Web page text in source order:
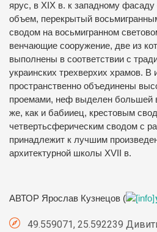
ярус, в XIX в. к западному
объем, перекрытый
сводом на восьмигранном
венчающие сооружение, две из
выполнены в соответствии с
украинских трехверхих храмов. В
пространственно объединены
проемами, неф выделен большей
же, как и бабииец, крестовым
четвертьсферическим сводом с
принадлежит к лучшим
архитектурной школы XVII в.
АВТОР Ярослав Кузнецов (
49.559071, 25.592239